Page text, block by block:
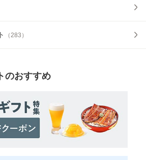
（283 ）
のおすすめ